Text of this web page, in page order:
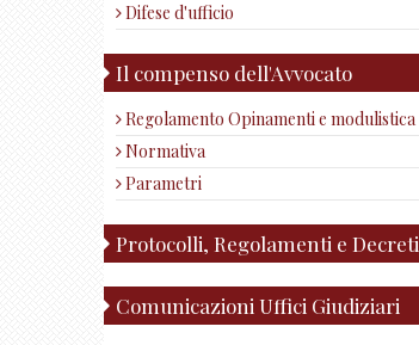
Difese d'ufficio
Il compenso dell'Avvocato
Regolamento Opinamenti e modulistica
Normativa
Parametri
Protocolli, Regolamenti e Decreti
Comunicazioni Uffici Giudiziari